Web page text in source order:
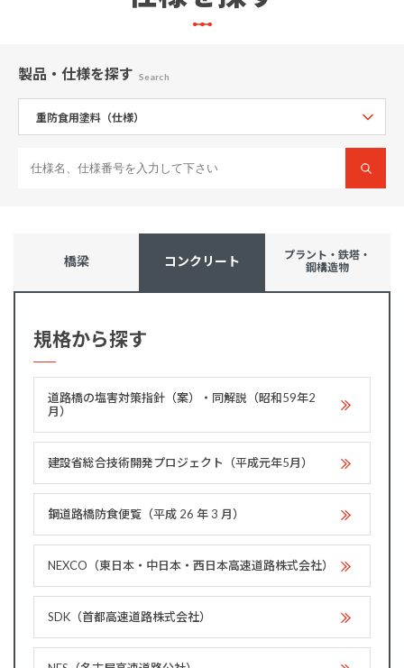
製品・仕様を探す Search
橋梁 コンクリート
プラント・鉄塔・
鋼構造物
規格から探す
道路橋の塩害対策指針（案）・同解説（昭和59年2
月）
建設省総合技術開発プロジェクト（平成元年5月）
鋼道路橋防食便覧（平成 26 年 3 月）
NEXCO（東日本・中日本・西日本高速道路株式会社）
SDK（首都高速道路株式会社）